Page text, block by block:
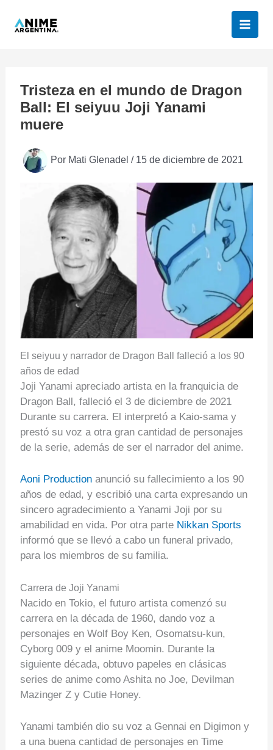
Tristeza en el mundo de Dragon
Ball: El seiyuu Joji Yanami
muere
Por Mati Glenadel / 15 de diciembre de 2021
El seiyuu y narrador de Dragon Ball falleció a los 90
años de edad
Joji Yanami apreciado artista en la franquicia de
Dragon Ball, falleció el 3 de diciembre de 2021
Durante su carrera. El interpretó a Kaio-sama y
prestó su voz a otra gran cantidad de personajes
de la serie, además de ser el narrador del anime.
Aoni Productionanunció su fallecimiento a los 90
años de edad, y escribió una carta expresando un
sincero agradecimiento a Yanami Joji por su
amabilidad en vida. Por otra parte Nikkan Sports
informó que se llevó a cabo un funeral privado,
para los miembros de su familia.
Carrera de Joji Yanami
Nacido en Tokio, el futuro artista comenzó su
carrera en la década de 1960, dando voz a
personajes en Wolf Boy Ken, Osomatsu-kun,
Cyborg 009 y el anime Moomin. Durante la
siguiente década, obtuvo papeles en clásicas
series de anime como Ashita no Joe, Devilman
Mazinger Z y Cutie Honey.
Yanami también dio su voz a Gennai en Digimon y
a una buena cantidad de personajes en Time